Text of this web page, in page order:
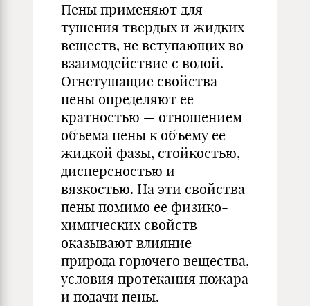
Пены применяют для
тушения твердых и жидких
веществ, не вступающих во
взаимодействие с водой.
Огнетушащие свойства
пены определяют ее
кратностью — отношением
объема пены к объему ее
жидкой фазы, стойкостью,
дисперсностью и
вязкостью. На эти свойства
пены помимо ее физико-
химических свойств
оказывают влияние
природа горючего вещества,
условия протекания пожара
и подачи пены.